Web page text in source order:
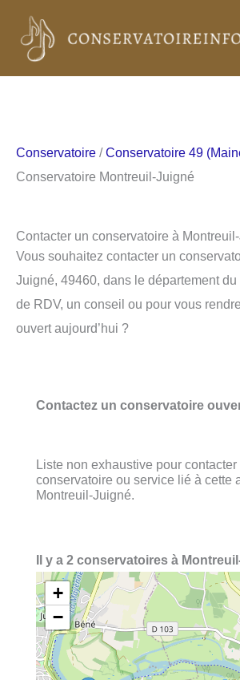
contenu
Conservatoire /Conservatoire 49
Conservatoire Montreuil-Juigné
Contacter un conservatoire à
Vous souhaitez contacter un
Juigné, 49460, dans le département
de RDV, un conseil ou pour vous
ouvert aujourd’hui ?
Contactez un conservatoire
Liste non exhaustive pour contacter
conservatoire ou service lié à cette
Montreuil-Juigné.
Il y a 2 conservatoires à
+
−